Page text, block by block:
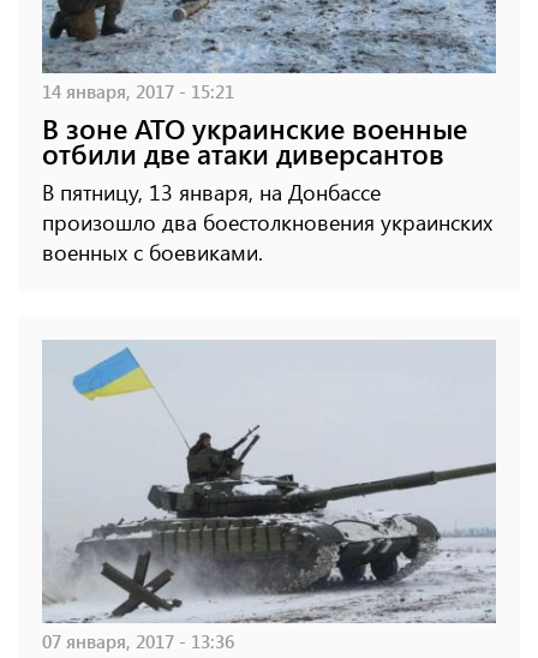
14 января, 2017 - 15:21
В зоне АТО украинские военные
отбили две атаки диверсантов
В пятницу, 13 января, на Донбассе
произошло два боестолкновения украинских
военных с боевиками.
07 января, 2017 - 13:36